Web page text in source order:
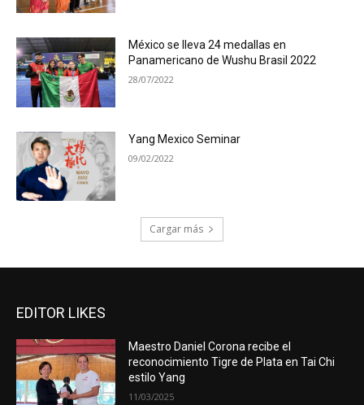
México se lleva 24 medallas en
Panamericano de Wushu Brasil 2022
28/07/2022
Yang Mexico Seminar
09/02/2022
Cargar más
EDITOR LIKES
Maestro Daniel Corona recibe el
reconocimiento Tigre de Plata en Tai Chi
estilo Yang
11/03/2025